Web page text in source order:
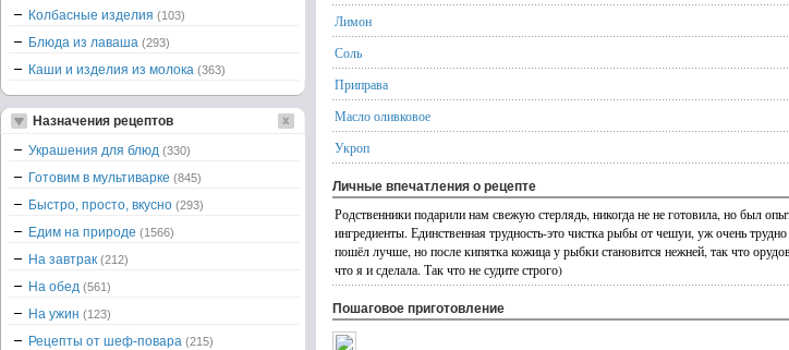
Лимон
Соль
Приправа
Масло оливковое
Укроп
Личные впечатления о рецепте
Родственники подарили нам свежую стерлядь, никогда не не готовила, но был
ингредиенты. Единственная трудность-это чистка рыбы от чешуи, уж очень
пошёл лучше, но после кипятка кожица у рыбки становится нежней, так что
что я и сделала. Так что не судите строго)
Пошаговое приготовление
Колбасные изделия (103)
Блюда из лаваша (293)
Каши и изделия из молока (363)
Назначения рецептов
Украшения для блюд (330)
Готовим в мультиварке (845)
Быстро, просто, вкусно (293)
Едим на природе (1566)
На завтрак (212)
На обед (561)
На ужин (123)
Рецепты от шеф-повара (215)